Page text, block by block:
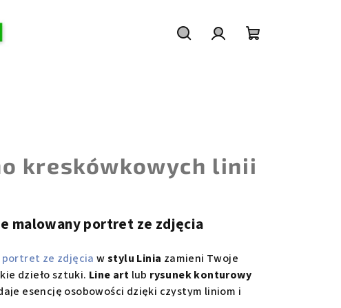
kreskówkowych linii
malowany portret ze zdjęcia
portret ze zdjęciawstylu Linia zamieni Twoje
dzieło sztuki. Line art lub rysunek konturowy
esencję osobowości dzięki czystym liniom i